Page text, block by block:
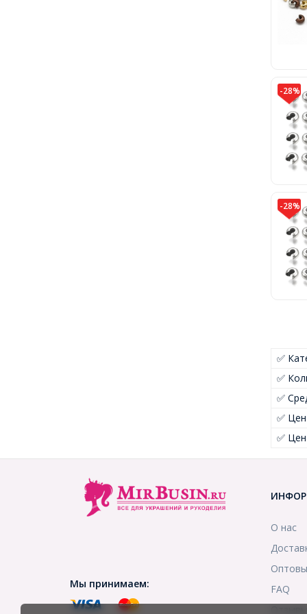
-28%
-28%
✅
✅
✅
✅
✅
Мы принимаем:
О нас
FAQ